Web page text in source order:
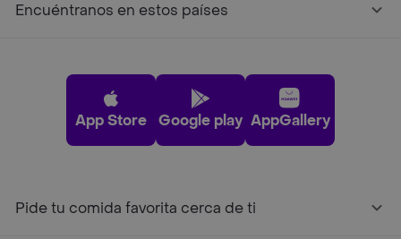
Encuéntranos en estos países
App Store Google play AppGallery
Pide tu comida favorita cerca de ti